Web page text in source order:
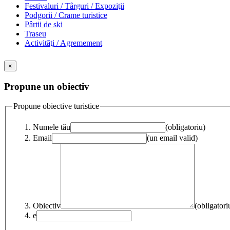
Festivaluri / Târguri / Expoziţii
Podgorii / Crame turistice
Pârtii de ski
Traseu
Activităţi / Agremement
×
Propune un obiectiv
Propune obiective turistice
Numele tău
(obligatoriu)
Email
(un email valid)
Obiectiv
e